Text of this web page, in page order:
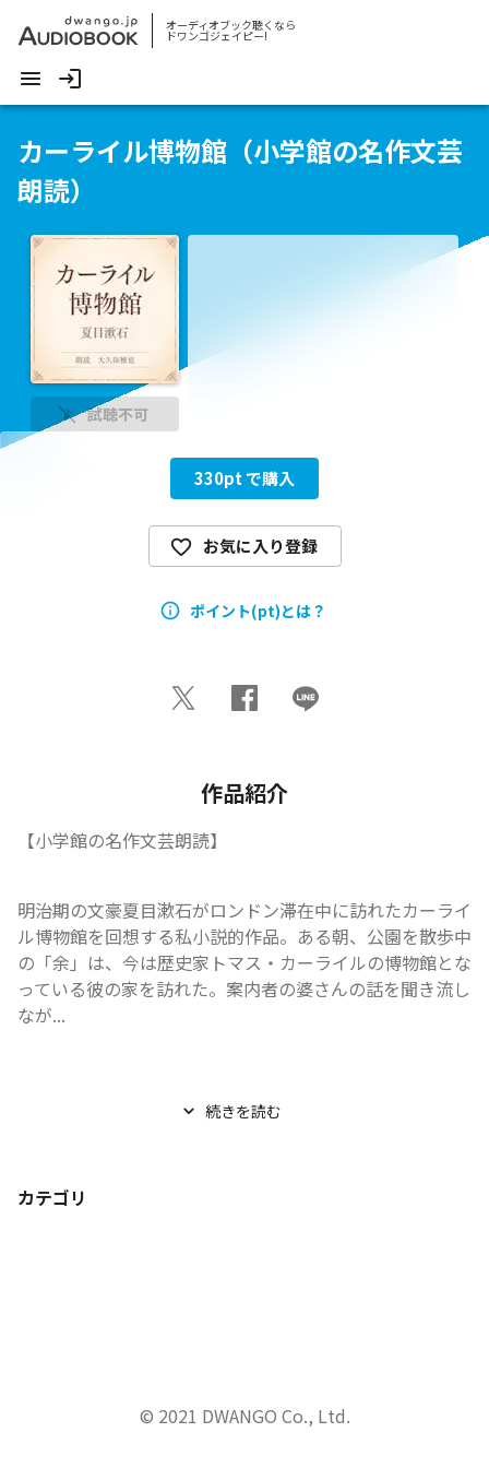
オーディオブック聴くなら
ドワンゴジェイピー!
カーライル博物館（小学館の名作文芸
朗読）
試聴不可
330pt で購入
お気に入り登録
ポイント(pt)とは？
作品紹介
【小学館の名作文芸朗読】
明治期の文豪夏目漱石がロンドン滞在中に訪れたカーライ
ル博物館を回想する私小説的作品。ある朝、公園を散歩中
の「余」は、今は歴史家トマス・カーライルの博物館とな
っている彼の家を訪れた。案内者の婆さんの話を聞き流し
なが...
続きを読む
カテゴリ
© 2021 DWANGO Co., Ltd.